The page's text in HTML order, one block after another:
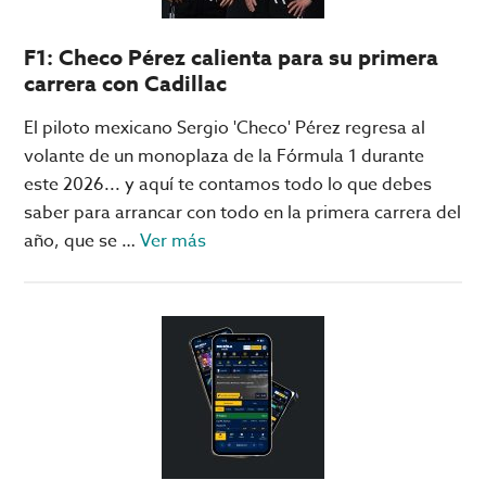
a
los
casinos
Vegas
F1: Checo Pérez calienta para su primera
carrera con Cadillac
El piloto mexicano Sergio 'Checo' Pérez regresa al
volante de un monoplaza de la Fórmula 1 durante
este 2026... y aquí te contamos todo lo que debes
saber para arrancar con todo en la primera carrera del
año, que se …Ver másacerca
Checo
Pérez
calienta
para
su
primera